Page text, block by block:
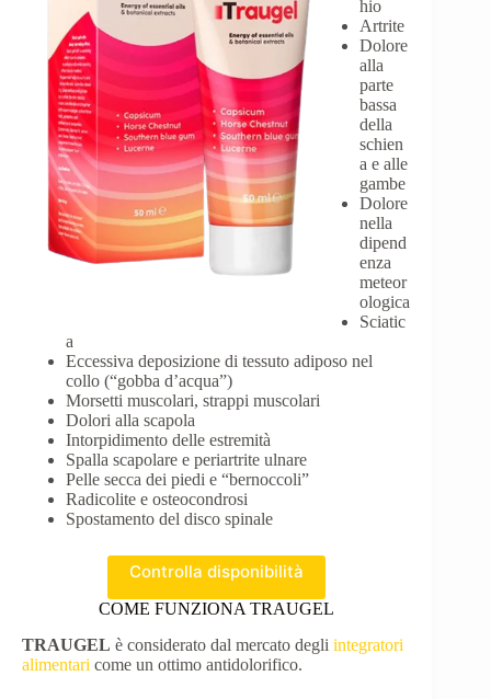
hio
Artrite
Dolore
alla
parte
bassa
della
schien
a e alle
gambe
Dolore
nella
dipend
enza
meteor
ologica
Sciatic
a
Eccessiva deposizione di tessuto adiposo nel
collo (“gobba d’acqua”)
Morsetti muscolari, strappi muscolari
Dolori alla scapola
Intorpidimento delle estremità
Spalla scapolare e periartrite ulnare
Pelle secca dei piedi e “bernoccoli”
Radicolite e osteocondrosi
Spostamento del disco spinale
Controlla disponibilità
COME FUNZIONA TRAUGEL
TRAUGEL è considerato dal mercato degli integratori
alimentari come un ottimo antidolorifico.